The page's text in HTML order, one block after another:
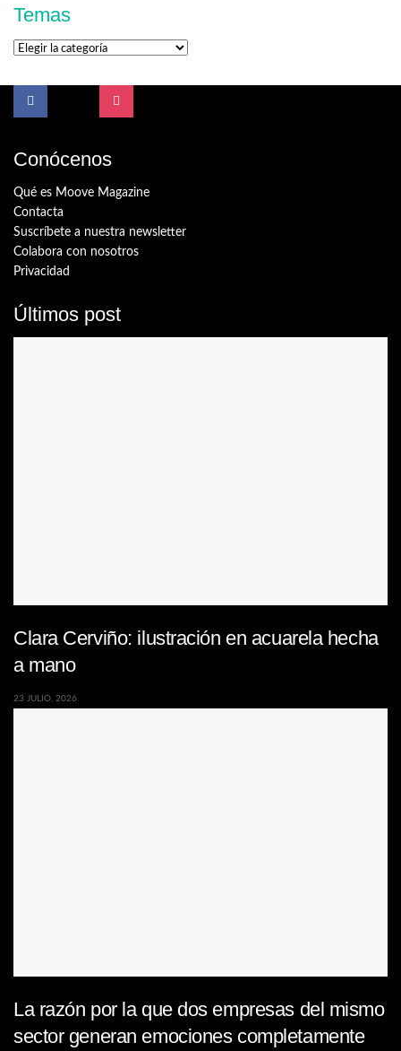
Temas
Temas
Conócenos
Qué es Moove Magazine
Contacta
Suscríbete a nuestra newsletter
Colabora con nosotros
Privacidad
Últimos post
Clara Cerviño: ilustración en acuarela hecha
a mano
23 JULIO, 2026
La razón por la que dos empresas del mismo
sector generan emociones completamente